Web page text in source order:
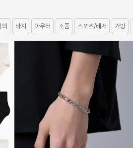
의 바지 아우터 소품 스포츠/레저 가방